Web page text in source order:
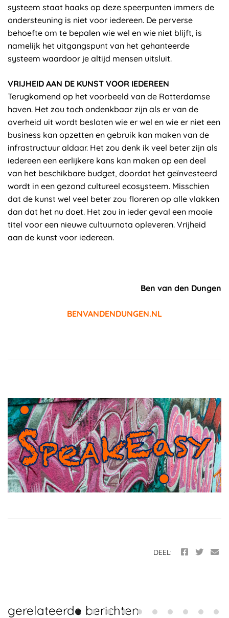
systeem staat haaks op deze speerpunten immers de
ondersteuning is niet voor iedereen. De perverse
behoefte om te bepalen wie wel en wie niet blijft, is
namelijk het uitgangspunt van het gehanteerde
systeem waardoor je altijd mensen uitsluit.
VRIJHEID AAN DE KUNST VOOR IEDEREEN
Terugkomend op het voorbeeld van de Rotterdamse
haven. Het zou toch ondenkbaar zijn als er van de
overheid uit wordt besloten wie er wel en wie er niet een
business kan opzetten en gebruik kan maken van de
infrastructuur aldaar. Het zou denk ik veel beter zijn als
iedereen een eerlijkere kans kan maken op een deel
van het beschikbare budget, doordat het geïnvesteerd
wordt in een gezond cultureel ecosysteem. Misschien
dat de kunst wel veel beter zou floreren op alle vlakken
dan dat het nu doet. Het zou in ieder geval een mooie
titel voor een nieuwe cultuurnota opleveren. Vrijheid
aan de kunst voor iedereen.
Ben van den Dungen
BENVANDENDUNGEN.NL
DEEL:
gerelateerde berichten